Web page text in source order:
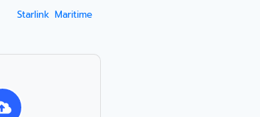
Starlink Maritime